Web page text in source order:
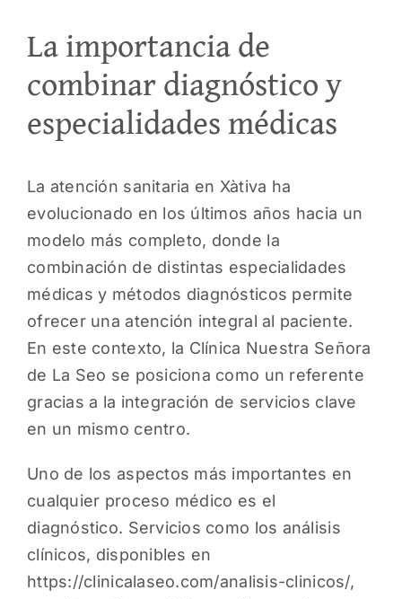
La importancia de
combinar diagnóstico y
especialidades médicas
La atención sanitaria en Xàtiva ha
evolucionado en los últimos años hacia un
modelo más completo, donde la
combinación de distintas especialidades
médicas y métodos diagnósticos permite
ofrecer una atención integral al paciente.
En este contexto, la Clínica Nuestra Señora
de La Seo se posiciona como un referente
gracias a la integración de servicios clave
en un mismo centro.
Uno de los aspectos más importantes en
cualquier proceso médico es el
diagnóstico. Servicios como los análisis
clínicos, disponibles en
https://clinicalaseo.com/analisis-clinicos/,